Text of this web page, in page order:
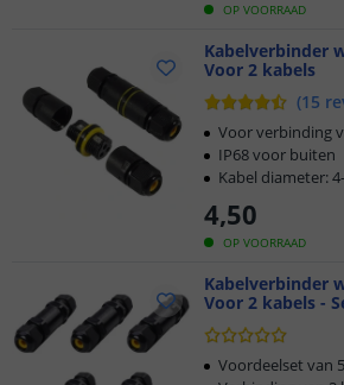
OP VOORRAAD
Kabelverbinder
Voor 2 kabels
(15
OP VOORRAAD
4,50
Voor verbinding
IP68 voor buiten
Kabel diameter:
Kabelverbinder
Voor 2 kabels -
Voordeelset van
Klantbeoordeling
Voor 23:45 uur besteld,